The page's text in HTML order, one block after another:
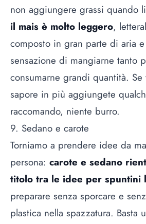
non aggiungere grassi quando
il mais è molto leggero,
composto in gran parte di aria
sensazione di mangiarne tanto
consumarne grandi quantità. Se
sapore in più aggiungete
raccomando, niente burro.
9. Sedano e carote
Torniamo a prendere idee da
persona: carote e sedano
titolo tra le idee per spuntini
preparare senza sporcare e
plastica nella spazzatura. Basta